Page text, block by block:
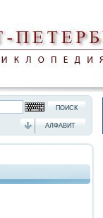
АЛФАВИТ